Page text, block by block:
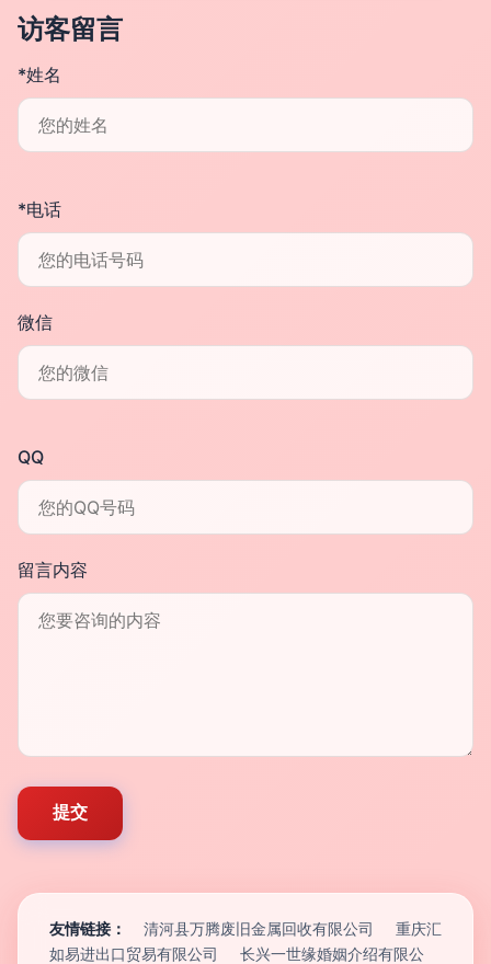
访客留言
*姓名
*电话
微信
QQ
留言内容
友情链接： 清河县万腾废旧金属回收有限公司
重庆汇
如易进出口贸易有限公司
长兴一世缘婚姻介绍有限公